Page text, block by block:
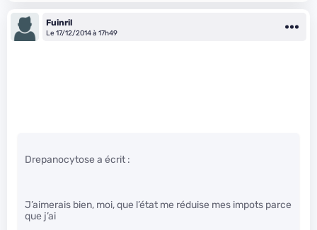
Fuinril
Le 17/12/2014 à 17h49
Drepanocytose a écrit :
J’aimerais bien, moi, que l’état me réduise mes impots parce
que j’ai